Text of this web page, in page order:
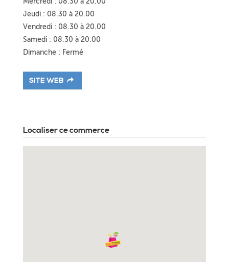
Jeudi : 08.30 à 20.00
Vendredi : 08.30 à 20.00
Samedi : 08.30 à 20.00
Dimanche : Fermé
SITE WEB
Localiser ce commerce